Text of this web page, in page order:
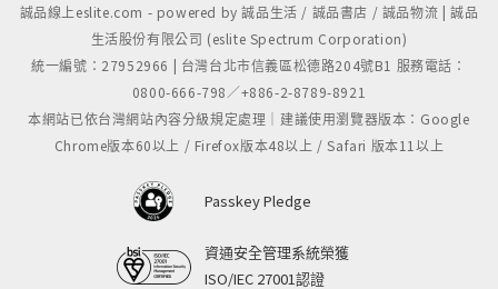
誠品線上eslite.com - powered by 誠品生活 / 誠品書店 / 誠品物流 | 誠品
生活股份有限公司 (eslite Spectrum Corporation)
統一編號：27952966 | 台灣台北市信義區松德路204號B1 服務電話：
0800-666-798／+886-2-8789-8921
本網站已依台灣網站內容分級規定處理｜建議使用瀏覽器版本：Google
Chrome版本60以上 / Firefox版本48以上 / Safari 版本11以上
Passkey Pledge
資通安全管理系統榮獲
ISO/IEC 27001認證